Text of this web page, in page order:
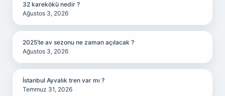
32 karekökü nedir ?
Ağustos 3, 2026
2025’te av sezonu ne zaman açılacak ?
Ağustos 3, 2026
İstanbul Ayvalık tren var mı ?
Temmuz 31, 2026